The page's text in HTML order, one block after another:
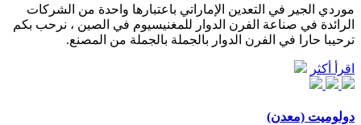
موردي الجير في التعدين الإماراتي باعتبارها واحدة من الشركات
الرائدة في صناعة الفرن الدوار للمغنيسيوم في الصين ، نرحب بكم
ترحيبا حارا في الفرن الدوار بالجملة بالجملة من المصنع.
اقرأ أكثر
دولوميت (معدن)